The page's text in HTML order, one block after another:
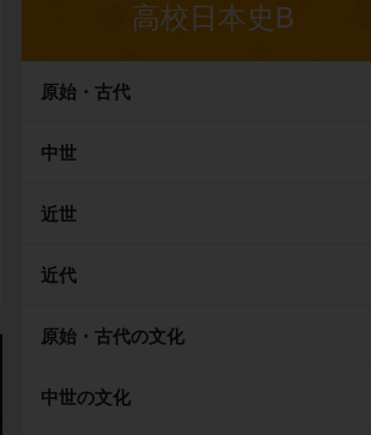
高校日本史B
原始・古代
中世
近世
近代
原始・古代の文化
中世の文化